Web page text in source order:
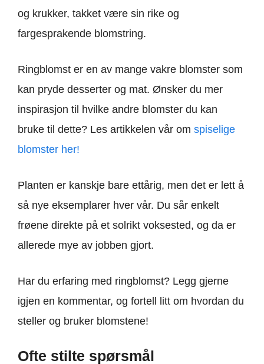
og krukker, takket være sin rike og
fargesprakende blomstring.
Ringblomst er en av mange vakre blomster som
kan pryde desserter og mat. Ønsker du mer
inspirasjon til hvilke andre blomster du kan
bruke til dette? Les artikkelen vår om spiselige
blomster her!
Planten er kanskje bare ettårig, men det er lett å
så nye eksemplarer hver vår. Du sår enkelt
frøene direkte på et solrikt voksested, og da er
allerede mye av jobben gjort.
Har du erfaring med ringblomst? Legg gjerne
igjen en kommentar, og fortell litt om hvordan du
steller og bruker blomstene!
Ofte stilte spørsmål